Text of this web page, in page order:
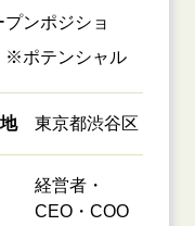
プンポジショ
ポテンシャル
東京都渋谷区
経営者・
CEO・COO